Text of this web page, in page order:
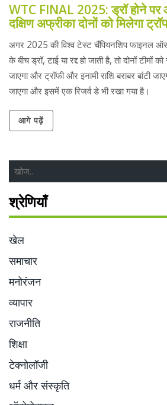
WTC FINAL 2025: ड्रॉ होने
दक्षिण अफ्रीका दोनों को मिलेगा
अगर 2025 की विश्व टेस्ट चैंपियनशिप फाइनल
के बीच ड्रॉ, टाई या रद्द हो जाती है, तो दोनों टीमों
जाएगा और ट्रॉफी और इनामी राशि बराबर बांटी
जाएगा और इसमें एक रिजर्व डे भी रखा गया है।
आगे पढ़ें
श्रेणियाँ
खेल
समाचार
मनोरंजन
व्यापार
राजनीति
शिक्षा
टेक्नोलॉजी
धर्म और संस्कृति